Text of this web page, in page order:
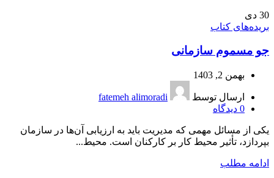
30 دی
بریده‌های کتاب
جو مسموم سازمانی
بهمن 2, 1403
ارسال توسط
fatemeh alimoradi
0 دیدگاه
یکی از مسائل مهمی که مدیریت باید به ارزیابی آن‌ها در سازمان
بپردازد، تأثیر محیط کار بر کارکنان است. محیط...
ادامه مطلب